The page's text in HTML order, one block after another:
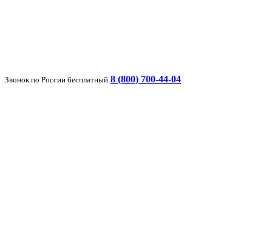
Звонок по России бесплатный 8 (800) 700-44-04